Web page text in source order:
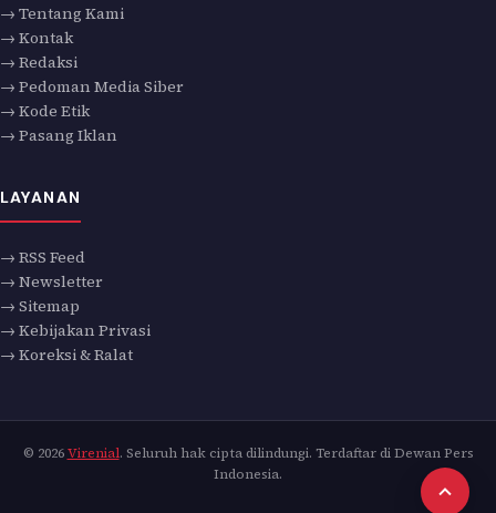
→ Tentang Kami
→ Kontak
→ Redaksi
→ Pedoman Media Siber
→ Kode Etik
→ Pasang Iklan
LAYANAN
→ RSS Feed
→ Newsletter
→ Sitemap
→ Kebijakan Privasi
→ Koreksi & Ralat
© 2026Virenial. Seluruh hak cipta dilindungi. Terdaftar di Dewan Pers
Indonesia.